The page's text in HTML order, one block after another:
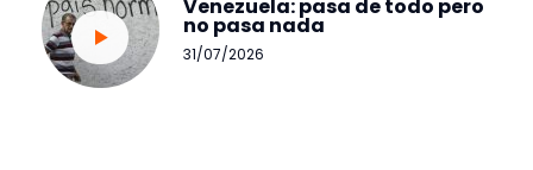
Venezuela: pasa de todo pero
no pasa nada
31/07/2026